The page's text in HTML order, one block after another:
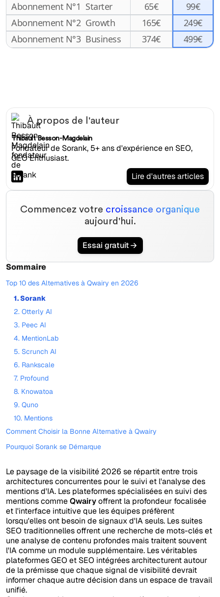
Abonnement N°1 Starter 65€
99€
Abonnement N°2 Growth 165€
249€
Abonnement N°3 Business 374€ 499€
À propos de l'auteur
Thibault Besson-Magdelain
Fondateur de Sorank, 5+ ans d'expérience en SEO,
GEO Enthusiast.
Lire d'autres articles
Commencez votre croissance organique
aujourd'hui.
Essai gratuit
Sommaire
Top 10 des Alternatives à Qwairy en 2026
1. Sorank
2. Otterly AI
3. Peec AI
4. MentionLab
5. Scrunch AI
6. Rankscale
7. Profound
8. Knowatoa
9. Quno
10. Mentions
Comment Choisir la Bonne Alternative à Qwairy
Pourquoi Sorank se Démarque
Le paysage de la visibilité 2026 se répartit entre trois
architectures concurrentes pour le suivi et l'analyse des
mentions d'IA. Les plateformes spécialisées en suivi des
mentions commeQwairyoffrent la profondeur focalisée
et l'interface intuitive que les équipes préfèrent
lorsqu'elles ont besoin de signaux d'IA seuls. Les suites
SEO traditionnelles offrent une recherche de mots-clés et
une analyse de contenu profondes mais traitent souvent
l'IA comme un module supplémentaire. Les véritables
plateformes GEO et SEO intégrées architecturent autour
de la prémisse que chaque signal de visibilité devrait
informer chaque autre décision dans un espace de travail
unifié.